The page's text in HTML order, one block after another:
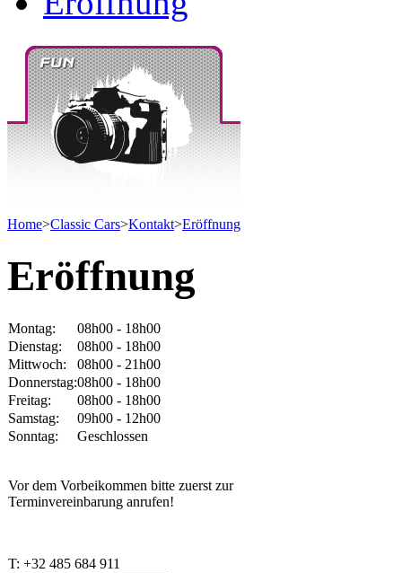
Home>Classic Cars>Kontakt>Eröffnung
Eröffnung
Montag:
08h00 - 18h00
Dienstag:
08h00 - 18h00
Mittwoch:
08h00 - 21h00
Donnerstag:08h00 - 18h00
Freitag:
08h00 - 18h00
Samstag:
09h00 - 12h00
Sonntag:
Geschlossen
Vor dem Vorbeikommen bitte zuerst zur
Terminvereinbarung anrufen!
T: +32 485 684 911